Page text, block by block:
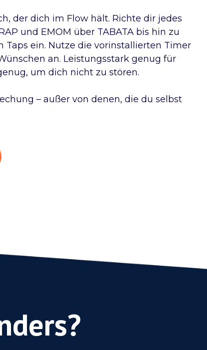
der dich im Flow hält. Richte dir jedes
und EMOM über TABATA bis hin zu
Taps ein. Nutze die vorinstallierten Timer
an. Leistungsstark genug für
um dich nicht zu stören.
– außer von denen, die du selbst